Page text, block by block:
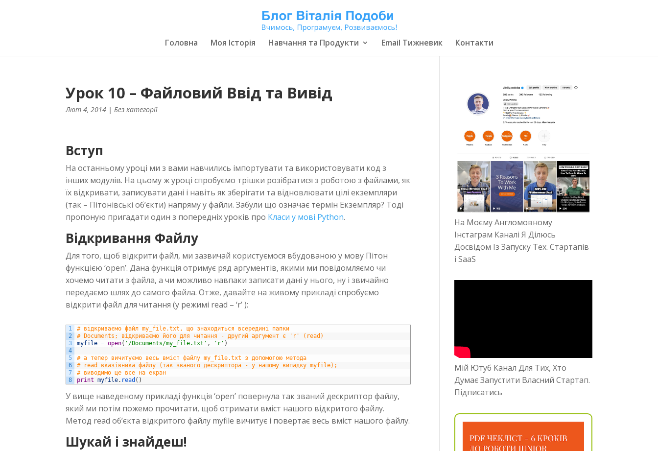
Головна Моя Історія Навчання та Продукти Email Тижневик Контакти
Урок 10 – Файловий Ввід та Вивід
Лют 4, 2014 | Без категорії
Вступ
На останньому уроці ми з вами навчились імпортувати та використовувати код з
інших модулів. На цьому ж уроці спробуємо трішки розібратися з роботою з файлами, як
їх відкривати, записувати дані і навіть як зберігати та відновлювати цілі екземпляри
(так – Пітонівські об’єкти) напряму у файли. Забули що означає термін Екземпляр? Тоді
пропоную пригадати один з попередніх уроків про Класи у мові Python.
Відкривання Файлу
Для того, щоб відкрити файл, ми зазвичай користуємося вбудованою у мову Пітон
функцією ‘open’. Дана функція отримує ряд аргументів, якими ми повідомляємо чи
хочемо читати з файла, а чи можливо навпаки записати дані у нього, ну і звичайно
передаємо шлях до самого файла. Отже, давайте на живому прикладі спробуємо
відкрити файл для читання (у режимі read – ‘r’ ):
1
2
3
4
5
6
7
8
# відкриваємо файл my_file.txt, що знаходиться всередині папки
# Documents; відкриваємо його для читання - другий аргумент є 'r' (read)
myfile = open( '/Documents/my_file.txt' , 'r' )
# а тепер вичитуємо весь вміст файлу my_file.txt з допомогою метода
# read вказівника файлу (так званого дескриптора - у нашому випадку myfile);
# виводимо це все на екран
print
myfile. read ( )
У вище наведеному прикладі функція ‘open’ повернула так званий дескриптор файлу,
який ми потім пожемо прочитати, щоб отримати вміст нашого відкритого файлу.
Метод read об’єкта відкритого файлу myfile вичитує і повертає весь вміст нашого файлу.
Шукай і знайдеш!
На Моєму Англомовному
Інстаграм Каналі Я Ділюсь
Досвідом Із Запуску Тех. Стартапів
і SaaS
Мій Ютуб Канал Для Тих, Хто
Думає Запустити Власний Стартап.
Підписатись